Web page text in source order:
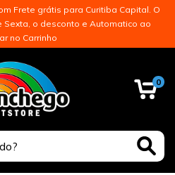
Frete grátis para Curitiba Capital. O
Sexta, o desconto e Automatico ao
no Carrinho
0